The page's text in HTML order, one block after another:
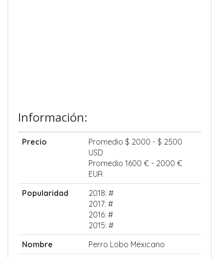
Información:
Precio
Promedio $ 2000 - $ 2500
USD
Promedio 1600 € - 2000 €
EUR
Popularidad
2018: #
2017: #
2016: #
2015: #
Nombre
Perro Lobo Mexicano